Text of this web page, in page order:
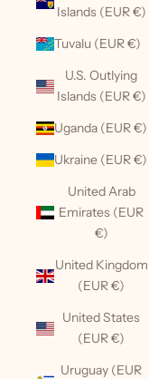
Islands (EUR €)
Tuvalu (EUR €)
U.S. Outlying
Islands (EUR €)
Uganda (EUR €)
Ukraine (EUR €)
United Arab
Emirates (EUR
€)
United Kingdom
(EUR €)
United States
(EUR €)
Uruguay (EUR